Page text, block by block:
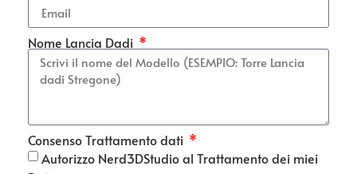
Nome Lancia Dadi
Consenso Trattamento dati
Autorizzo Nerd3DStudio al Trattamento dei miei